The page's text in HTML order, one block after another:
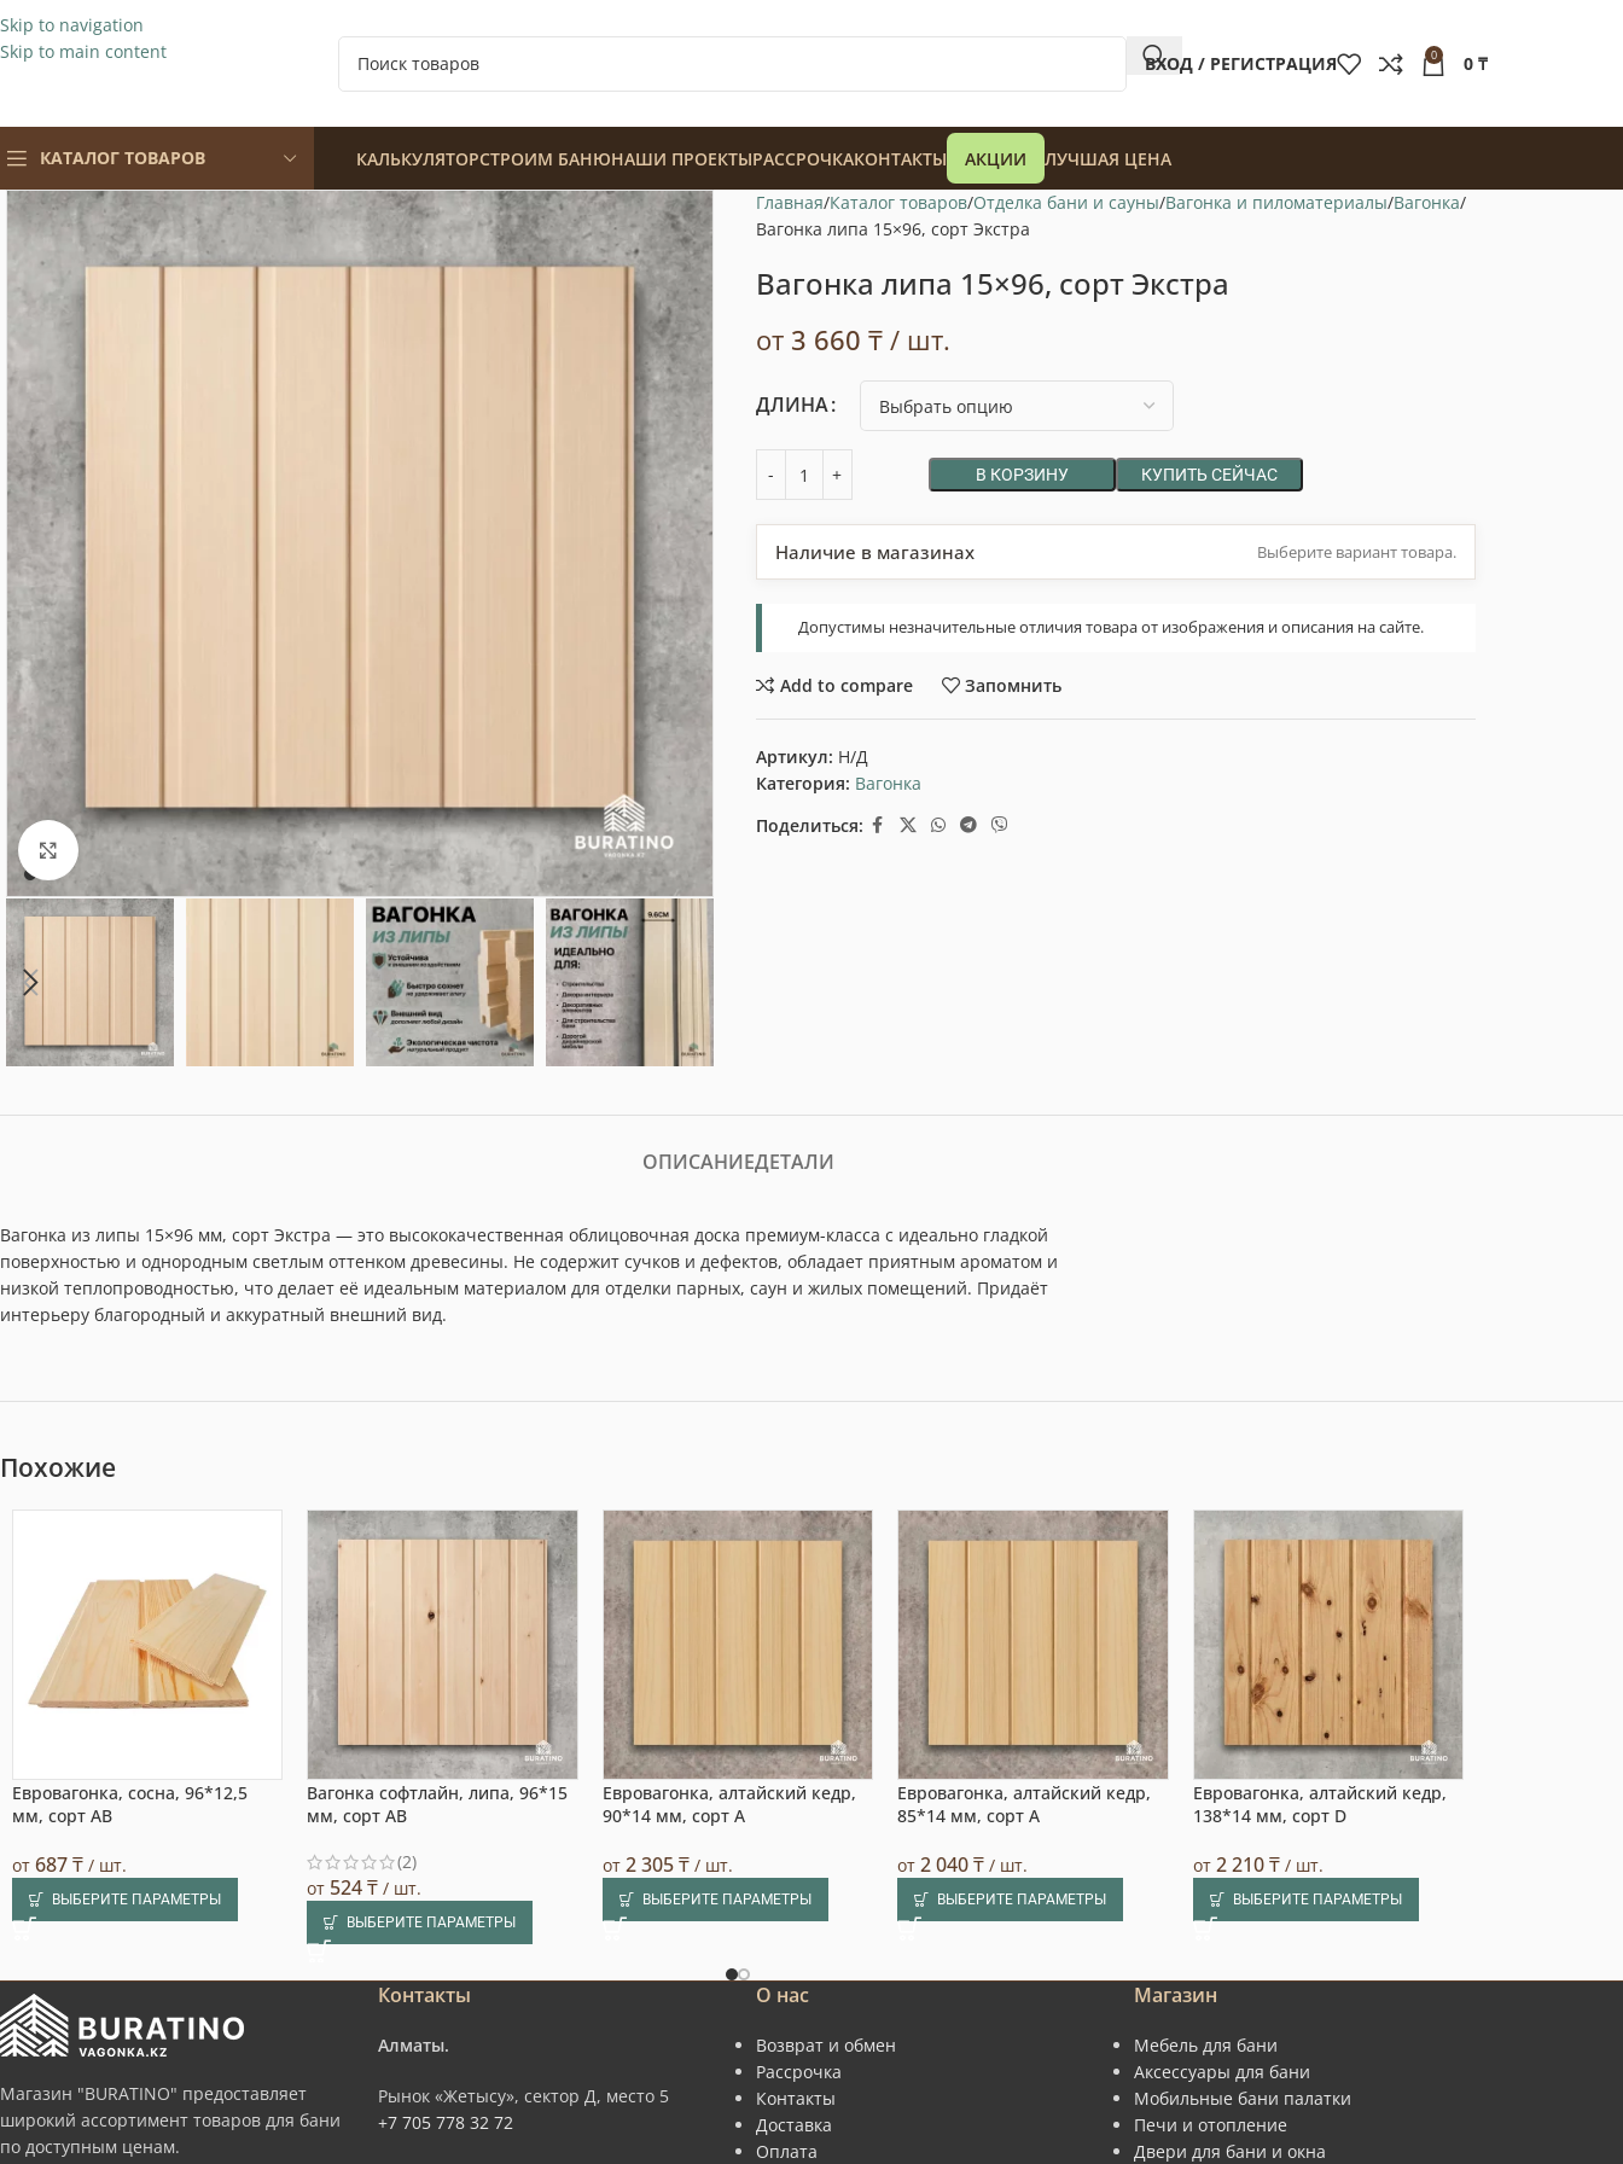
Skip to navigation
Skip to main content
ВХОД / РЕГИСТРАЦИЯ 0 0 ₸
КАТАЛОГ ТОВАРОВ КАЛЬКУЛЯТОРСТРОИМ БАНЮНАШИ ПРОЕКТЫРАССРОЧКАКОНТАКТЫ АКЦИИ ЛУЧШАЯ ЦЕНА
Нажмите, чтобы увеличить
Главная Каталог товаров Отделка бани и сауны Вагонка и пиломатериалы Вагонка
Вагонка липа 15×96, сорт Экстра
Вагонка липа 15×96, сорт Экстра
от 3 660 ₸/ шт.
ДЛИНА
В КОРЗИНУ КУПИТЬ СЕЙЧАС
Наличие в магазинах Выберите вариант товара.
Допустимы незначительные отличия товара от изображения и описания на сайте.
Add to compare Запомнить
Артикул: Н/Д
Категория: Вагонка
Поделиться:
ОПИСАНИЕДЕТАЛИ
Вагонка из липы 15×96 мм, сорт Экстра — это высококачественная облицовочная доска премиум-класса с идеально гладкой
поверхностью и однородным светлым оттенком древесины. Не содержит сучков и дефектов, обладает приятным ароматом и
низкой теплопроводностью, что делает её идеальным материалом для отделки парных, саун и жилых помещений. Придаёт
интерьеру благородный и аккуратный внешний вид.
Похожие
Евровагонка, сосна, 96*12,5
мм, сорт AB
от 687₸ / шт.
ВЫБЕРИТЕ ПАРАМЕТРЫ
Вагонка софтлайн, липа, 96*15
мм, сорт AB
(2)
от 524₸ / шт.
ВЫБЕРИТЕ ПАРАМЕТРЫ
Евровагонка, алтайский кедр,
90*14 мм, сорт A
от 2 305₸/ шт.
ВЫБЕРИТЕ ПАРАМЕТРЫ
Евровагонка, алтайский кедр,
85*14 мм, сорт A
от2 040₸ / шт.
ВЫБЕРИТЕ ПАРАМЕТРЫ
Евровагонка, алтайский кедр,
138*14 мм, сорт D
от 2 210₸/ шт.
ВЫБЕРИТЕ ПАРАМЕТРЫ
Магазин "BURATINO" предоставляет
широкий ассортимент товаров для бани
по доступным ценам.
Контакты
Алматы.
Рынок «Жетысу», сектор Д, место 5
+7 705 778 32 72
О нас
Возврат и обмен
Рассрочка
Контакты
Доставка
Оплата
Магазин
Мебель для бани
Аксессуары для бани
Мобильные бани палатки
Печи и отопление
Двери для бани и окна